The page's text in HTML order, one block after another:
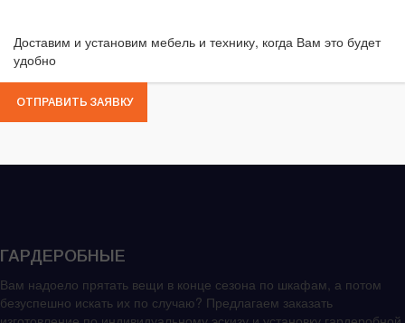
Доставим и установим мебель и технику, когда Вам это будет
удобно
ОТПРАВИТЬ ЗАЯВКУ
ГАРДЕРОБНЫЕ
Вам надоело прятать вещи в конце сезона по шкафам, а потом
безуспешно искать их по случаю? Предлагаем заказать